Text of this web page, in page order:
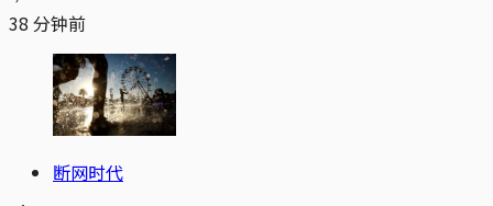
38 分钟前
断网时代